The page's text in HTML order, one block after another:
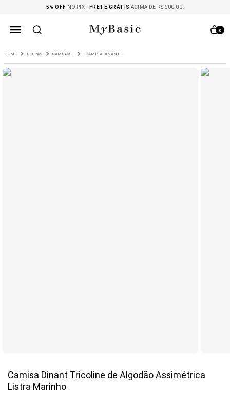
5% OFF NO PIX | FRETE GRÁTIS ACIMA DE R$ 600,00.
0
ROUPAS CAMISAS CAMISA DINANT TRICOLINE DE ALGODÃO ASSIMÉTRICA LISTRA MARINHO
Camisa Dinant Tricoline de Algodão Assimétrica
Listra Marinho